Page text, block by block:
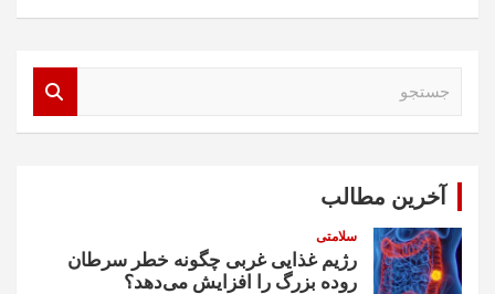
آخرین مطالب
سلامتی
رژیم غذایی غربی چگونه خطر سرطان
روده بزرگ را افزایش می‌دهد؟